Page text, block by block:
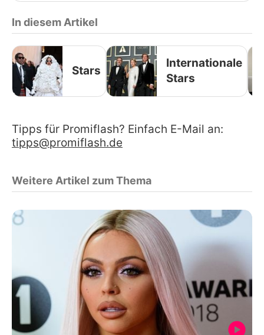
In diesem Artikel
Stars
Internationale
Stars
Tipps für Promiflash? Einfach E-Mail an:
tipps@promiflash.de
Weitere Artikel zum Thema